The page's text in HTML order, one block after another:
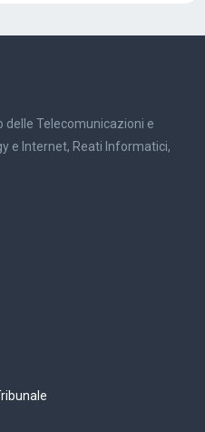
delle Telecomunicazioni e
e Internet, Reati Informatici,